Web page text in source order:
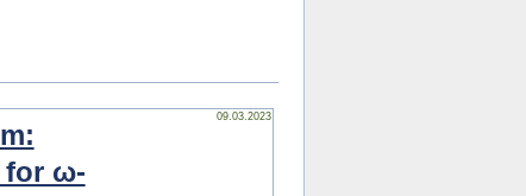
09.03.2023
for ω-